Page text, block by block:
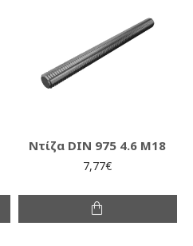
Ντίζα DIN 975 4.6 M18
7,77€